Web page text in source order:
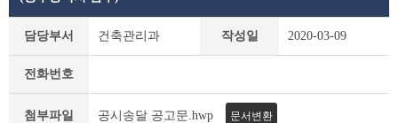
고
담당부서 건축관리과 작성일 2020-03-09
전화번호
첨부파일 공시송달 공고문.hwp 문서변환